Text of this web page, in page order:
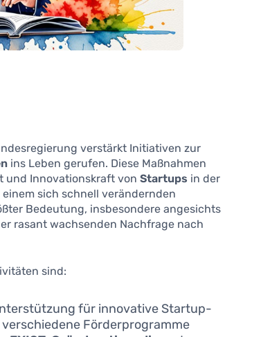
verstärkt Initiativen zur
ins Leben gerufen. Diese Maßnahmen
und Innovationskraft vonStartups in der
sich schnell verändernden
Bedeutung, insbesondere angesichts
rasant wachsenden Nachfrage nach
sind:
für innovative Startup-
Förderprogramme